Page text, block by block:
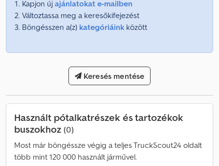
Kapjon új ajánlatokat e-mailben
Változtassa meg a keresőkifejezést
Böngésszen a(z) kategóriáink között
Keresés mentése
Használt pótalkatrészek és tartozékok
buszokhoz (0)
Most már böngéssze végig a teljes TruckScout24 oldalt
több mint 120 000 használt járművel.